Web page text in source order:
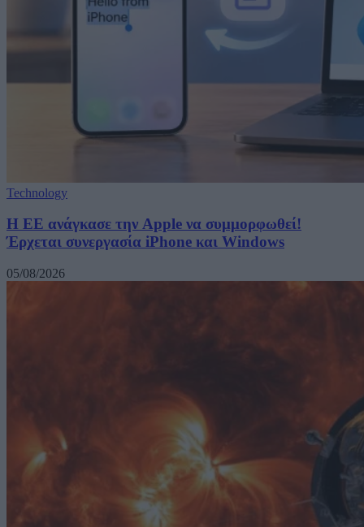
Technology
H ΕΕ ανάγκασε την Apple να συμμορφωθεί!
Έρχεται συνεργασία iPhone και Windows
05/08/2026